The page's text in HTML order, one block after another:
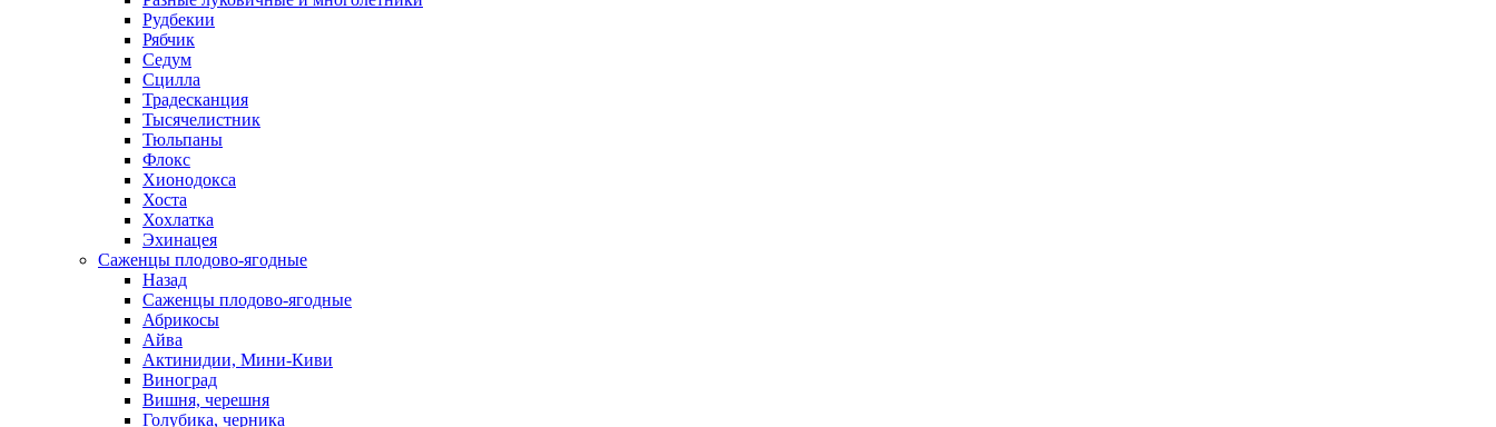
Рудбекии
Рябчик
Седум
Сцилла
Традесканция
Тысячелистник
Тюльпаны
Флокс
Хионодокса
Хоста
Хохлатка
Эхинацея
Саженцы плодово-ягодные
Назад
Саженцы плодово-ягодные
Абрикосы
Айва
Актинидии, Мини-Киви
Виноград
Вишня, черешня
Голубика, черника